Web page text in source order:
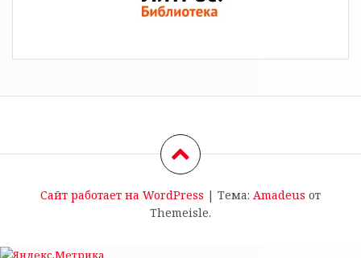
Сайт работает на WordPress | Тема: Amadeus от
Themeisle.